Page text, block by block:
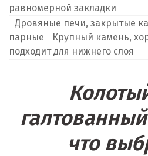
равномерной закладки
Дровяные печи, закрытые
парные
Крупный камень,
подходит для нижнего слоя
что